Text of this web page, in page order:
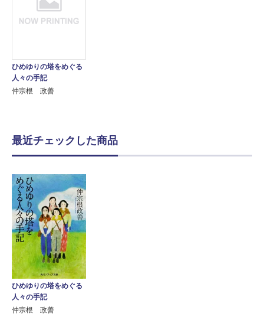
ひめゆりの塔をめぐる
人々の手記
仲宗根 政善
最近チェックした商品
ひめゆりの塔をめぐる
人々の手記
仲宗根 政善